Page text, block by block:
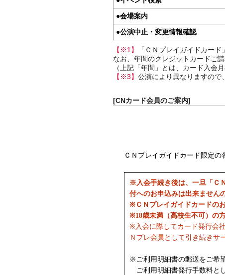
●会場案内
●公演中止・変更情報確認
【※1】
「ＣＮプレイガイドカー
なお、年間のクレジットカードご
（上記「年間」とは、カード入会
【※3】 公演により異なりますので
[CNカード会員のご案内]
ＣＮプレイガイドカード限定の
※入会手続き後は、一旦「Ｃ
付へのお申込みは出来ません
※ＣＮプレイガイドカードの
※18歳未満（高校生不可）の
※入会に際してカード発行会
Ｎプレ会員として引き続きサ
※ご利用明細書の郵送をご希
ご利用明細書発行手数料と